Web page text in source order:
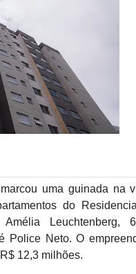
uma guinada
do
Leuchtenberg,
Police Neto. O
12,3 milhões.